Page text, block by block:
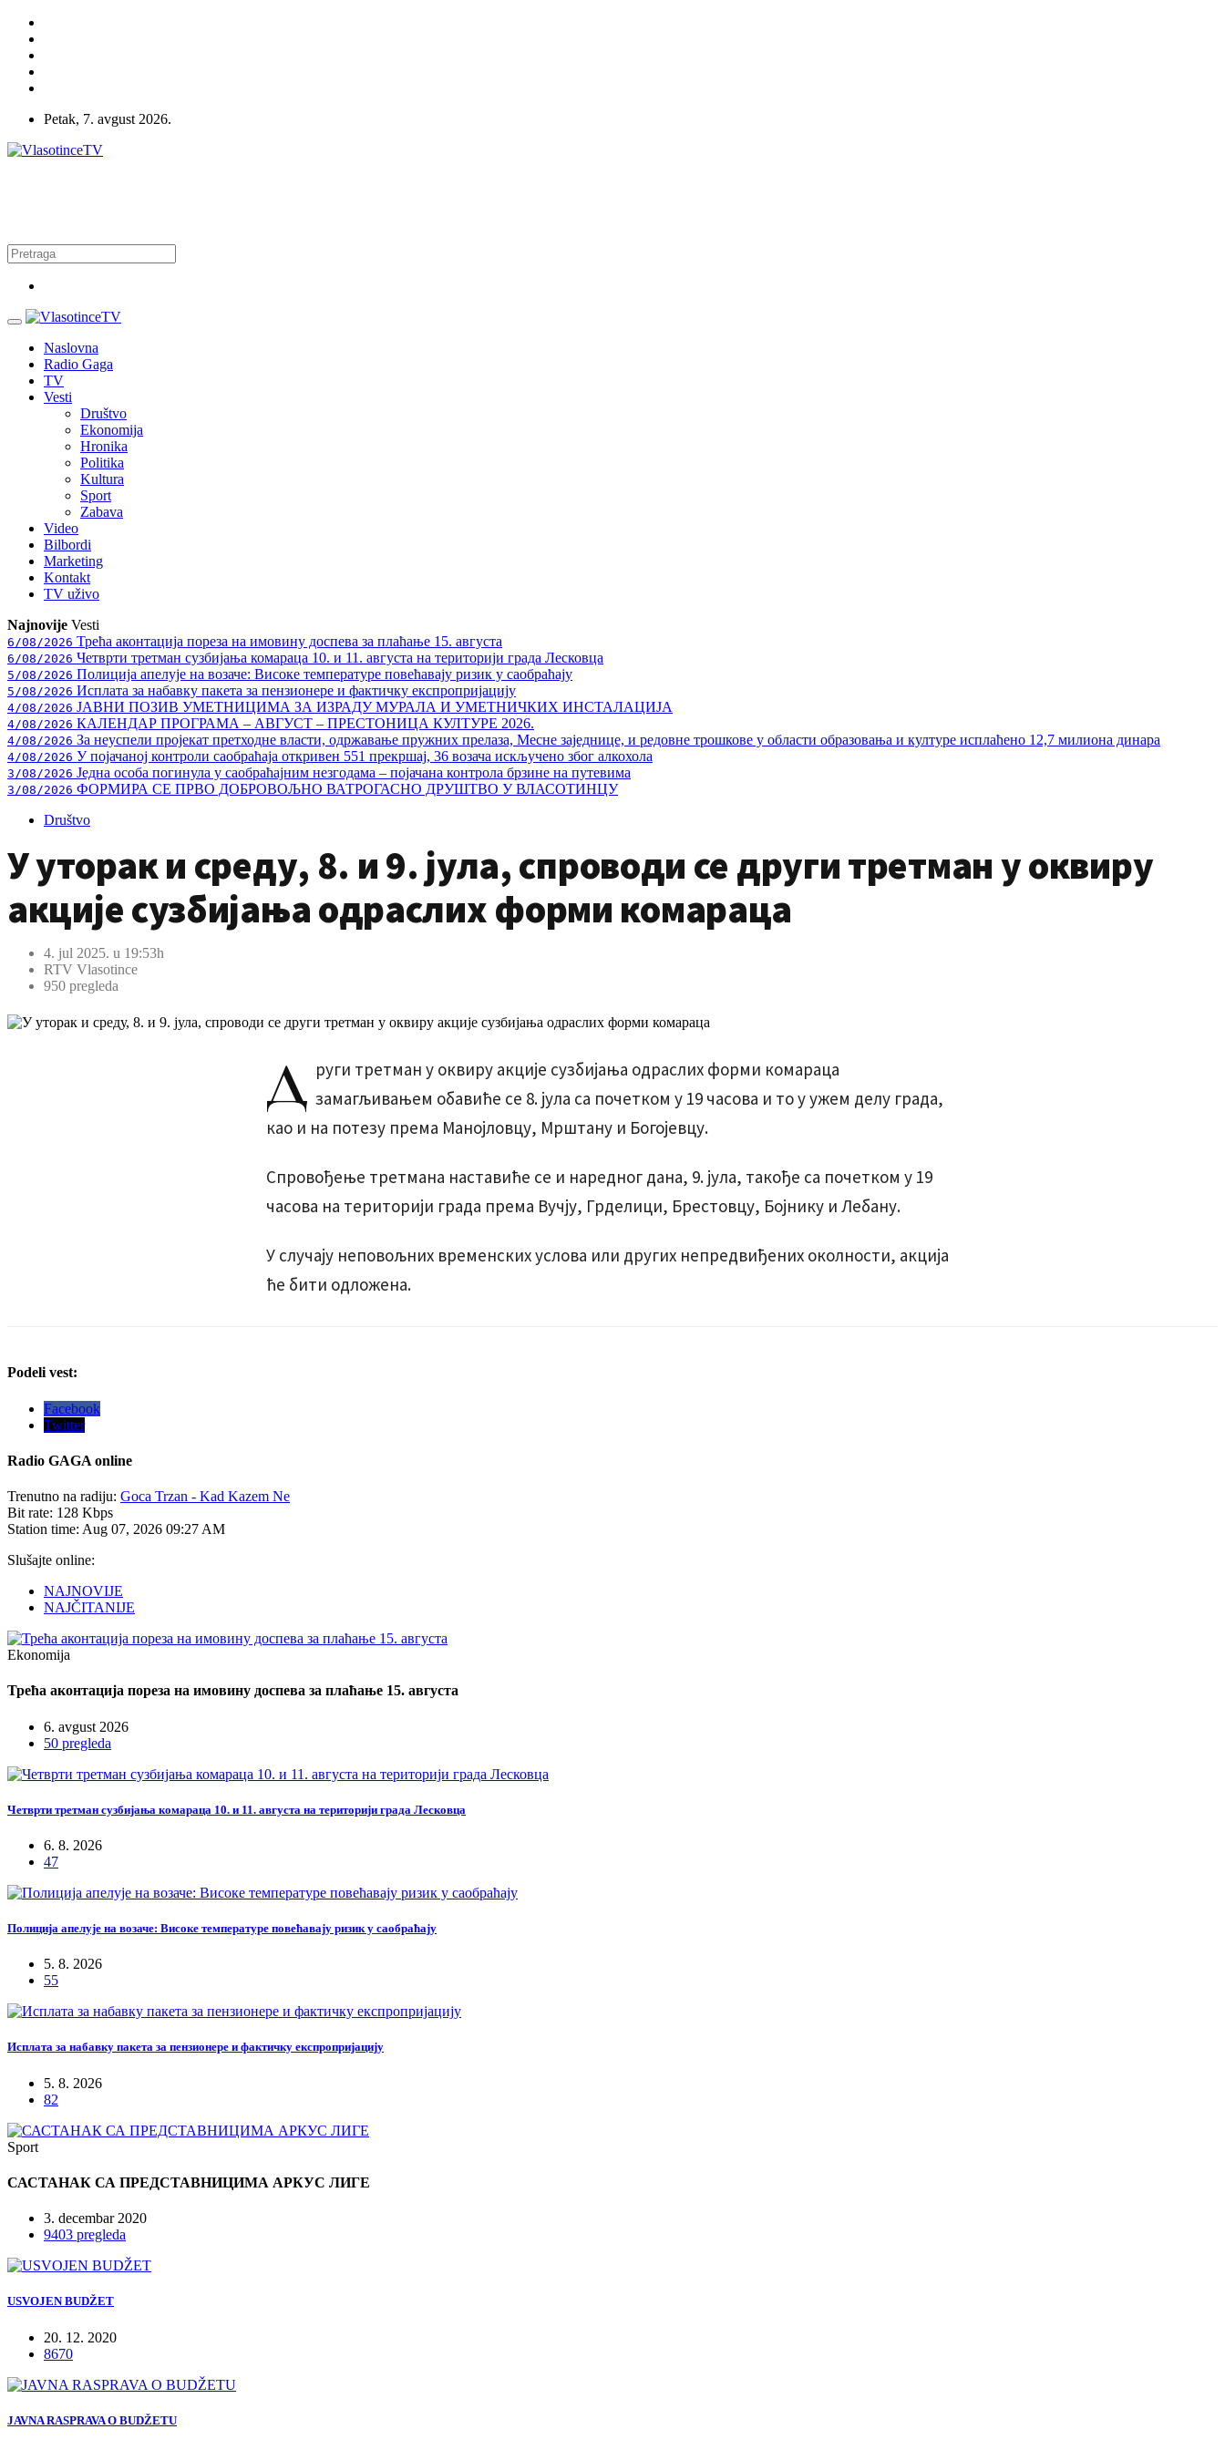
Petak, 7. avgust 2026.
Naslovna
Radio Gaga
TV
Vesti
Društvo
Ekonomija
Hronika
Politika
Kultura
Sport
Zabava
Video
Bilbordi
Marketing
Kontakt
TV uživo
Najnovije Vesti
6/08/2026 Трећа аконтација пореза на имовину доспева за плаћање 15. августа
6/08/2026 Четврти третман сузбијања комараца 10. и 11. августа на територији града Лесковца
5/08/2026 Полиција апелује на возаче: Високе температуре повећавају ризик у саобраћају
5/08/2026 Исплата за набавку пакета за пензионере и фактичку експропријацију
4/08/2026 ЈАВНИ ПОЗИВ УМЕТНИЦИМА ЗА ИЗРАДУ МУРАЛА И УМЕТНИЧКИХ ИНСТАЛАЦИЈА
4/08/2026 КАЛЕНДАР ПРОГРАМА – АВГУСТ – ПРЕСТОНИЦА КУЛТУРЕ 2026.
4/08/2026 За неуспели пројекат претходне власти, одржавање пружних прелаза, Месне заједнице, и редовне трошкове у области образовања и културе исплаћено 12,7 милиона динара
4/08/2026 У појачаној контроли саобраћаја откривен 551 прекршај, 36 возача искључено због алкохола
3/08/2026 Једна особа погинула у саобраћајним незгодама – појачана контрола брзине на путевима
3/08/2026 ФОРМИРА СЕ ПРВО ДОБРОВОЉНО ВАТРОГАСНО ДРУШТВО У ВЛАСОТИНЦУ
Društvo
У уторак и среду, 8. и 9. јула, спроводи се други третман у оквиру
акције сузбијања одраслих форми комараца
4. jul 2025. u 19:53h
RTV Vlasotince
950 pregleda
Д руги третман у оквиру акције сузбијања одраслих форми комараца
замагљивањем обавиће се 8. јула са почетком у 19 часова и то у ужем делу града,
као и на потезу према Манојловцу, Мрштану и Богојевцу.
Спровођење третмана наставиће се и наредног дана, 9. јула, такође са почетком у 19
часова на територији града према Вучју, Грделици, Брестовцу, Бојнику и Лебану.
У случају неповољних временских услова или других непредвиђених околности, акција
ће бити одложена.
Podeli vest:
Facebook
Twitter
Radio GAGA online
Trenutno na radiju: Goca Trzan - Kad Kazem Ne
Bit rate: 128 Kbps
Station time: Aug 07, 2026 09:27 AM
Slušajte online:
NAJNOVIJE
NAJČITANIJE
Ekonomija
Трећа аконтација пореза на имовину доспева за плаћање 15. августа
6. avgust 2026
50 pregleda
Четврти третман сузбијања комараца 10. и 11. августа на територији града Лесковца
6. 8. 2026
47
Полиција апелује на возаче: Високе температуре повећавају ризик у саобраћају
5. 8. 2026
55
Исплата за набавку пакета за пензионере и фактичку експропријацију
5. 8. 2026
82
Sport
САСТАНАК СА ПРЕДСТАВНИЦИМА АРКУС ЛИГЕ
3. decembar 2020
9403 pregleda
USVOJEN BUDŽET
20. 12. 2020
8670
JAVNA RASPRAVA O BUDŽETU